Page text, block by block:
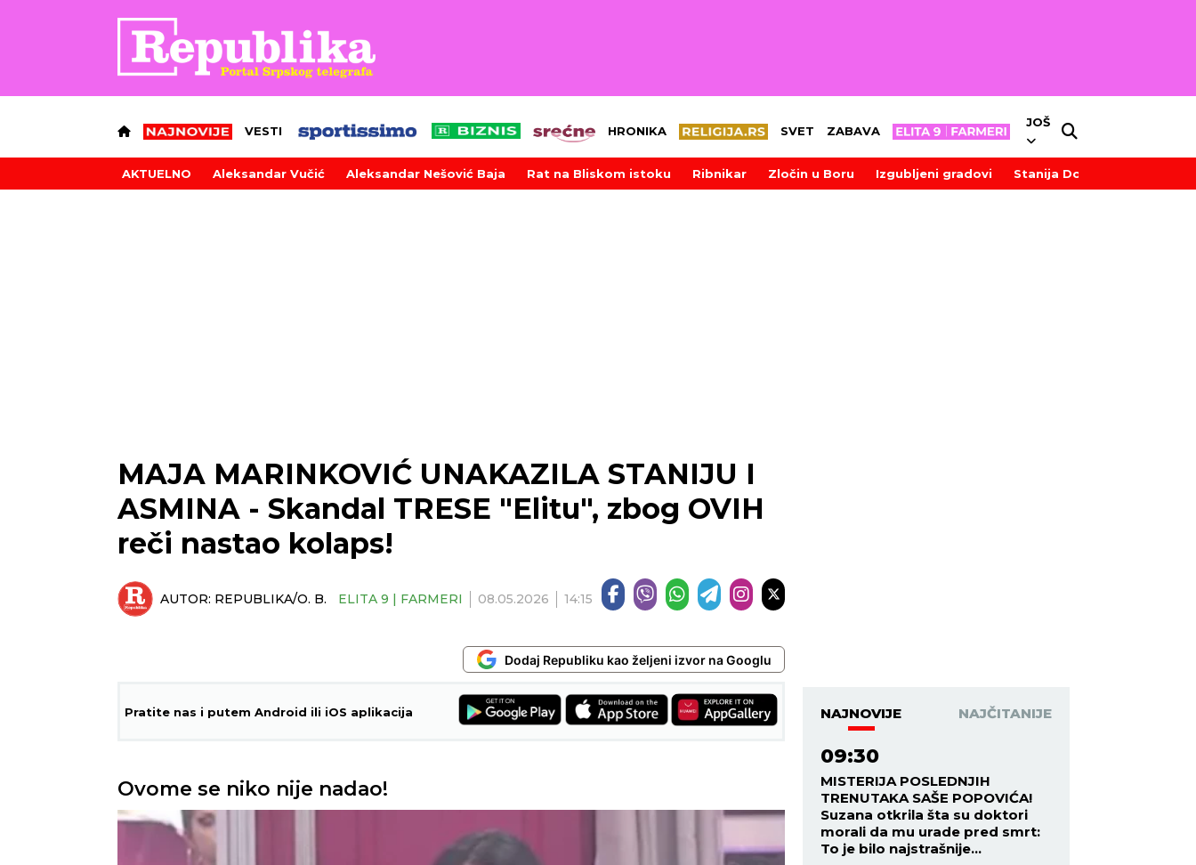
VESTI HRONIKA SVET ZABAVA
JOŠ
AKTUELNO Aleksandar Vučić Aleksandar Nešović Baja Rat na Bliskom istoku Ribnikar Zločin u Boru Izgubljeni gradovi Stanija Dobrojević
MAJA MARINKOVIĆ UNAKAZILA STANIJU I
ASMINA - Skandal TRESE "Elitu", zbog OVIH
reči nastao kolaps!
AUTOR: REPUBLIKA/O. B. ELITA 9 | FARMERI 08.05.2026 14:15
Dodaj Republiku kao željeni izvor na Googlu
Pratite nas i putem Android ili iOS aplikacija
Ovome se niko nije nadao!
NAJNOVIJE NAJČITANIJE
09:30
MISTERIJA POSLEDNJIH
TRENUTAKA SAŠE POPOVIĆA!
Suzana otkrila šta su doktori
morali da mu urade pred smrt:
To je bilo najstrašnije...